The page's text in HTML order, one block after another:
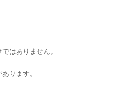
はありません。
ります。